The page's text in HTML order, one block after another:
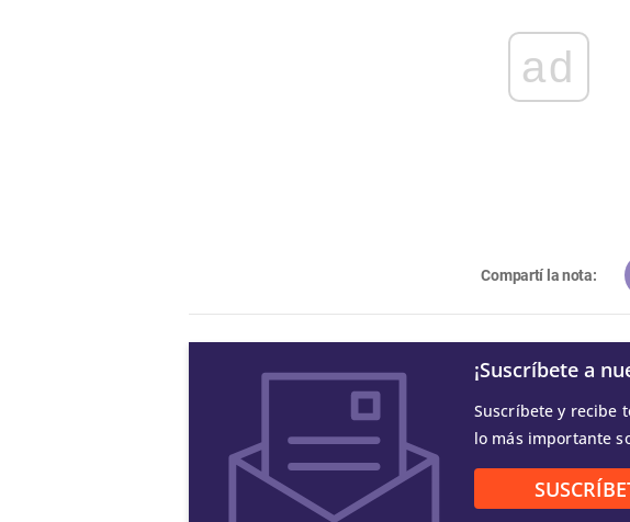
ad
Compartí la nota:
¡Suscríbete a
Suscríbete y recibe
lo más importante